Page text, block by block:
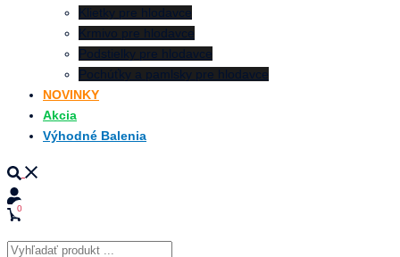
Klietky pre hlodavce
Krmivo pre hlodavce
Podstielky pre hlodavce
Pochúťky a pamlsky pre hlodavce
NOVINKY
Akcia
Výhodné Balenia
Search
0
Products